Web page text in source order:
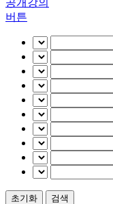
공개강의
버튼